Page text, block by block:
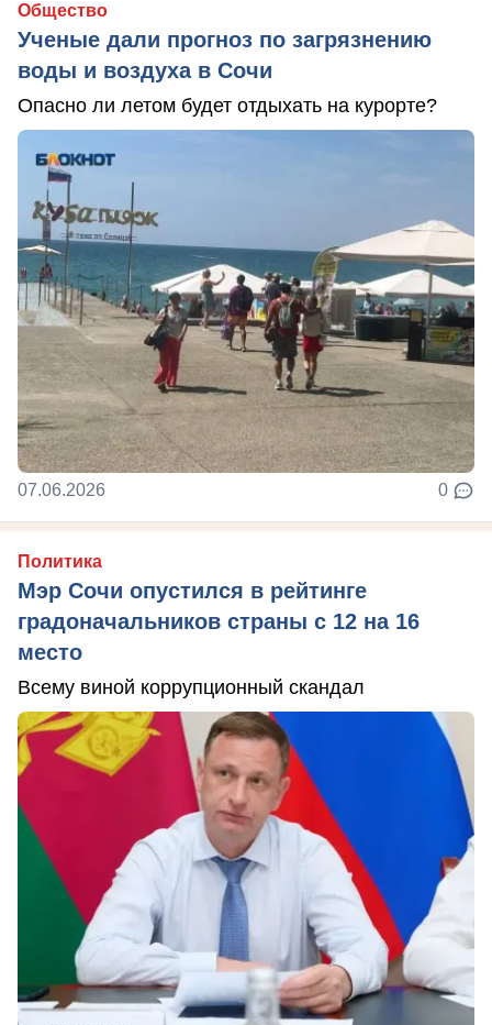
Общество
Ученые дали прогноз по загрязнению
воды и воздуха в Сочи
Опасно ли летом будет отдыхать на курорте?
07.06.2026 0
Политика
Мэр Сочи опустился в рейтинге
градоначальников страны с 12 на 16
место
Всему виной коррупционный скандал